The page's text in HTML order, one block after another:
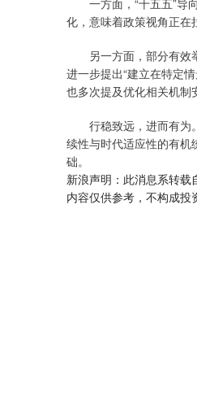
一方面，“十五五”导向
化，意味着政策视角正在
另一方面，部分有效举
进一步提出“建立在特定
也多次提及优化相关机制
行稳致远，进而有为。
续性与时代适应性的有机
础。
新浪声明：此消息系转
内容仅供参考，不构成投